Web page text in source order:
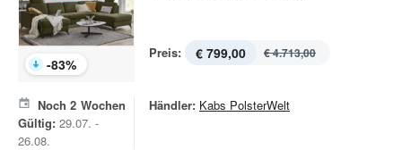
-83%
Preis: € 799,00 € 4.713,00
Noch 2 Wochen
Gültig: 29.07. -
26.08.
Händler: Kabs PolsterWelt